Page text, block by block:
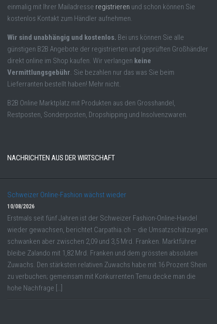
einmalig mit Ihrer Mailadresse registrieren und schon können Sie
kostenlos Kontakt zum Händler aufnehmen.
Wir sind unabhängig und kostenlos. Bei uns können Sie alle
günstigen B2B Angebote der registrierten und geprüften Großhändler
direkt online im Shop kaufen. Wir verlangen keine
Vermittlungsgebühr. Sie bezahlen nur das was Sie beim
Lieferranten bestellt haben! Mehr nicht.
B2B Online Marktplatz mit Produkten aus den Grosshandel,
Restposten, Sonderposten, Dropshipping und Insolvenzwaren.
NACHRICHTEN AUS DER WIRTSCHAFT
Schweizer Online-Fashion wächst wieder
10/08/2026
Erstmals seit fünf Jahren ist der Schweizer Fashion-Online-Handel
wieder gewachsen, berichtet Carpathia.ch – die Umsatzschätzungen
schwanken aber zwischen 2,09 und 3,5 Mrd. Franken. Marktführer
bleibe Zalando mit 1,82 Mrd. Franken und dem grössten absoluten
Zuwachs. Den stärksten relativen Zuwachs habe mit 16 Prozent Shein
zu verbuchen; gemeinsam mit Konkurrenten Temu decke man die
hohe Nachfrage […]